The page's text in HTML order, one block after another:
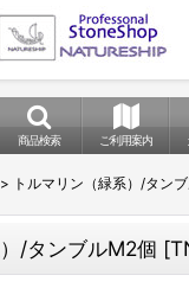
商品検索 ご利用案内
> トルマリン（緑系）/タン
/タンブルM2個 [